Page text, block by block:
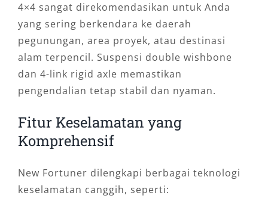
4×4 sangat direkomendasikan untuk Anda
yang sering berkendara ke daerah
pegunungan, area proyek, atau destinasi
alam terpencil. Suspensi double wishbone
dan 4-link rigid axle memastikan
pengendalian tetap stabil dan nyaman.
Fitur Keselamatan yang
Komprehensif
New Fortuner dilengkapi berbagai teknologi
keselamatan canggih, seperti: